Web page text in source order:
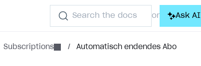
Search the docs or Ask AI
Subscriptions / Automatisch endendes Abo